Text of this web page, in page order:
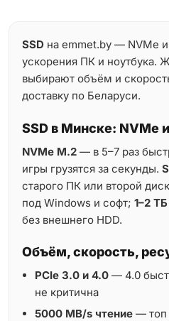
SSD на emmet.by — NVMe
ускорения ПК и ноутбука.
выбирают объём и
доставку по Беларуси.
SSD в Минске: NVMe
NVMe M.2 — в 5–7 раз
игры грузятся за секунды.
старого ПК или второй
под Windows и софт; 1–2 ТБ
без внешнего HDD.
Объём, скорость,
PCIe 3.0 и 4.0 — 4.0
не критична
5000 MB/s чтение — топ